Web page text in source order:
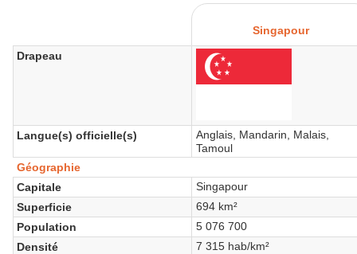
Singapour
Drapeau
Langue(s) officielle(s)
Anglais, Mandarin, Malais,
Tamoul
Géographie
Capitale
Singapour
Superficie
694 km²
Population
5 076 700
Densité
7 315 hab/km²